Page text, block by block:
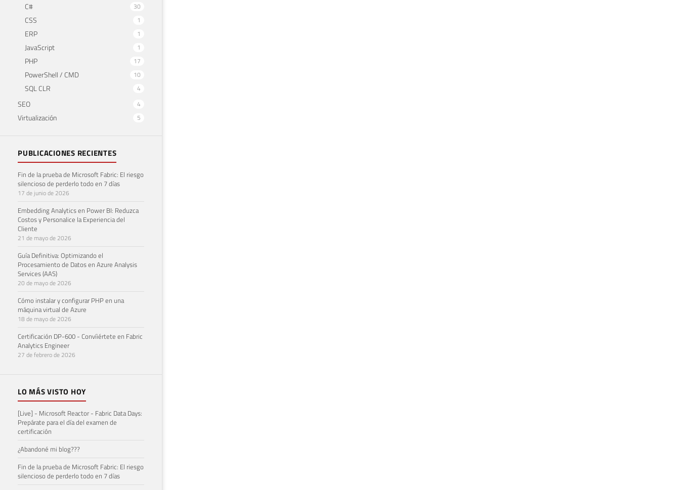
C# 30
CSS 1
ERP 1
JavaScript 1
PHP 17
PowerShell / CMD 10
SQL CLR 4
SEO 4
Virtualización 5
PUBLICACIONES RECIENTES
Fin de la prueba de Microsoft Fabric: El riesgo
silencioso de perderlo todo en 7 días
17 de junio de 2026
Embedding Analytics en Power BI: Reduzca
Costos y Personalice la Experiencia del
Cliente
21 de mayo de 2026
Guía Definitiva: Optimizando el
Procesamiento de Datos en Azure Analysis
Services (AAS)
20 de mayo de 2026
Cómo instalar y configurar PHP en una
máquina virtual de Azure
18 de mayo de 2026
Certificación DP-600 - Convíiértete en Fabric
Analytics Engineer
27 de febrero de 2026
LO MÁS VISTO HOY
[Live] - Microsoft Reactor - Fabric Data Days:
Prepárate para el día del examen de
certificación
¿Abandoné mi blog???
Fin de la prueba de Microsoft Fabric: El riesgo
silencioso de perderlo todo en 7 días